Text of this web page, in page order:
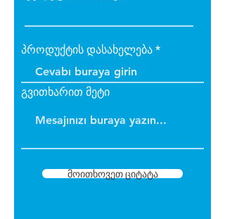
პროდუქტის დასახელება
გვითხარით მეტი
მოითხოვეთ ციტატა